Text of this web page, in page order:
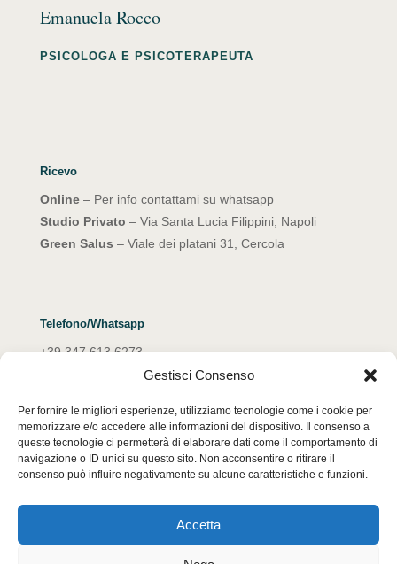
Gestisci Consenso
Per fornire le migliori esperienze, utilizziamo tecnologie come i cookie per
memorizzare e/o accedere alle informazioni del dispositivo. Il consenso a
queste tecnologie ci permetterà di elaborare dati come il comportamento di
navigazione o ID unici su questo sito. Non acconsentire o ritirare il
consenso può influire negativamente su alcune caratteristiche e funzioni.
Accetta
Emanuela Rocco
PSICOLOGA E PSICOTERAPEUTA
Ricevo
Online– Per info contattami su whatsapp
Studio Privato – Via Santa Lucia Filippini, Napoli
Green Salus – Viale dei platani 31, Cercola
Telefono/Whatsapp
+39 347 613 6273
emanuelarocco@yahoo.it
Copyright © 2026 Emanuela Rocco. All Rights Reserved.